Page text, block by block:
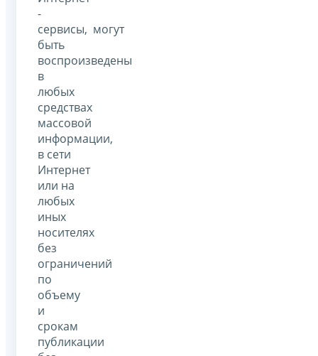
-
сервисы, могут
быть
воспроизведены
в
любых
средствах
массовой
информации,
в сети
Интернет
или на
любых
иных
носителях
без
ограничений
по
объему
и
срокам
публикации